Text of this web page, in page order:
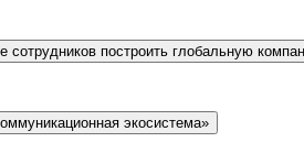
сотрудников построить глобальную
экосистема»